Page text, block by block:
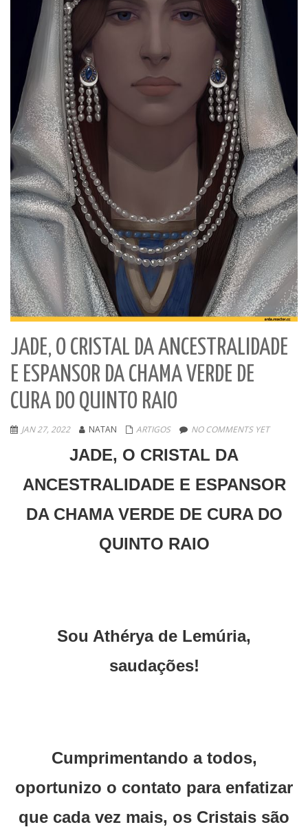
JADE, O CRISTAL DA ANCESTRALIDADE
E ESPANSOR DA CHAMA VERDE DE
CURA DO QUINTO RAIO
JAN 27, 2022 NATAN ARTIGOS NO COMMENTS YET
JADE, O CRISTAL DA
ANCESTRALIDADE E ESPANSOR
DA CHAMA VERDE DE CURA DO
QUINTO RAIO
Sou Athérya de Lemúria,
saudações!
Cumprimentando a todos,
oportunizo o contato para enfatizar
que cada vez mais, os Cristais são